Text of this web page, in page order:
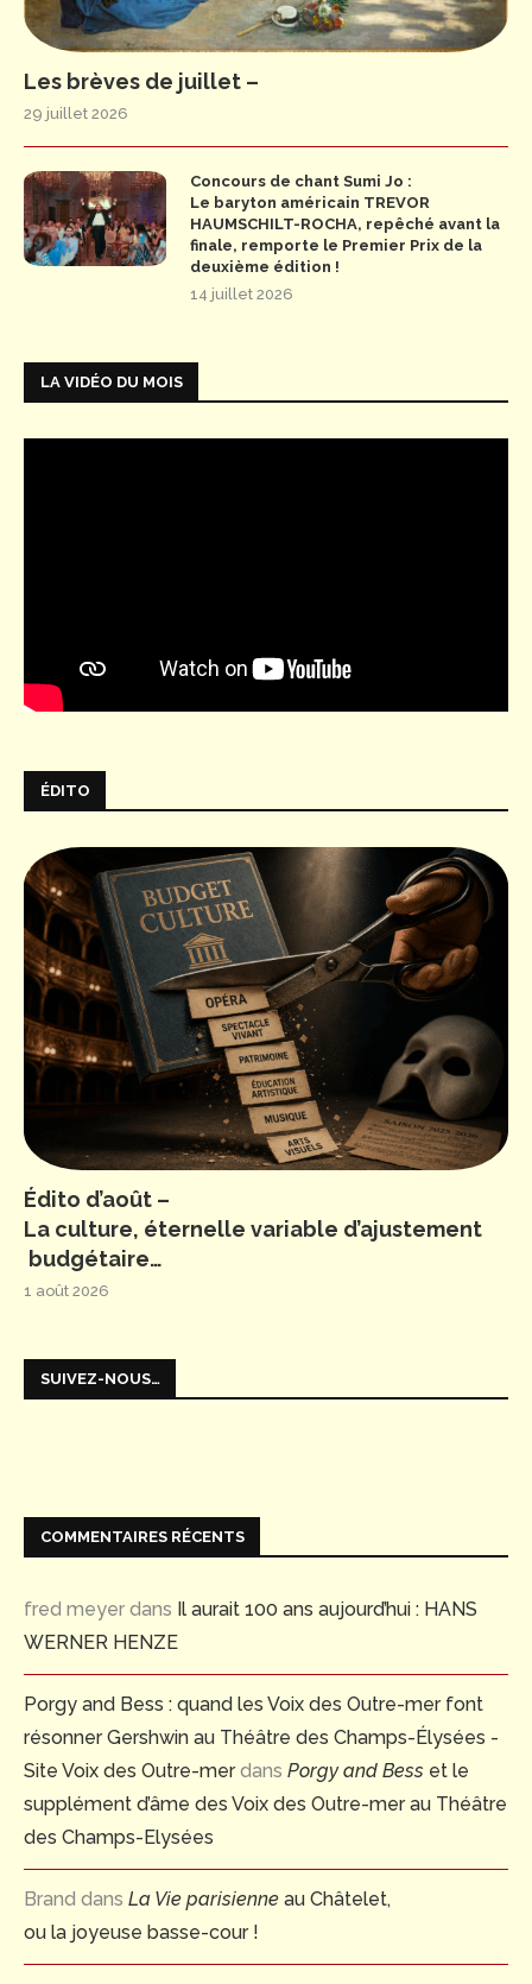
Les brèves de juillet –
29 juillet 2026
Concours de chant Sumi Jo :
Le baryton américain TREVOR
HAUMSCHILT-ROCHA, repêché avant la
finale, remporte le Premier Prix de la
deuxième édition !
14 juillet 2026
LA VIDÉO DU MOIS
ÉDITO
Édito d’août –
La culture, éternelle variable d’ajustement
budgétaire…
1 août 2026
SUIVEZ-NOUS…
COMMENTAIRES RÉCENTS
fred meyer dans Il aurait 100 ans aujourd’hui : HANS
WERNER HENZE
Porgy and Bess : quand les Voix des Outre-mer font
résonner Gershwin au Théâtre des Champs-Élysées -
Site Voix des Outre-merdans Porgy and Bess et le
supplément d’âme des Voix des Outre-mer au Théâtre
des Champs-Elysées
Brand dans La Vie parisienne au Châtelet,
ou la joyeuse basse-cour !